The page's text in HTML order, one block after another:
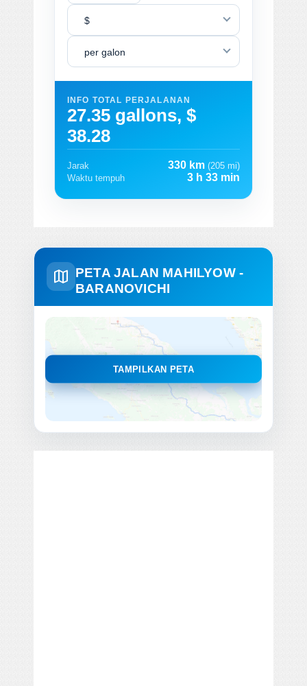
$
per galon
INFO TOTAL PERJALANAN
27.35 gallons, $
38.28
Jarak 330 km (205 mi)
Waktu tempuh
3 h 33 min
PETA JALAN MAHILYOW -
BARANOVICHI
TAMPILKAN PETA